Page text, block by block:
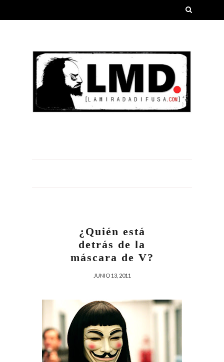
¿Quién está
detrás de la
máscara de V?
JUNIO 13, 2011